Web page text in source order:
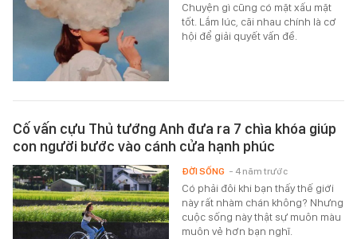
Chuyện gì cũng có mặt xấu mặt
tốt. Lắm lúc, cãi nhau chính là cơ
hội để giải quyết vấn đề.
Cố vấn cựu Thủ tướng Anh đưa ra 7 chìa khóa giúp
con người bước vào cánh cửa hạnh phúc
Có phải đôi khi bạn thấy thế giới
này rất nhàm chán không? Nhưng
cuộc sống này thật sự muôn màu
muôn vẻ hơn bạn nghĩ.
ĐỜI SỐNG - 4 năm trước